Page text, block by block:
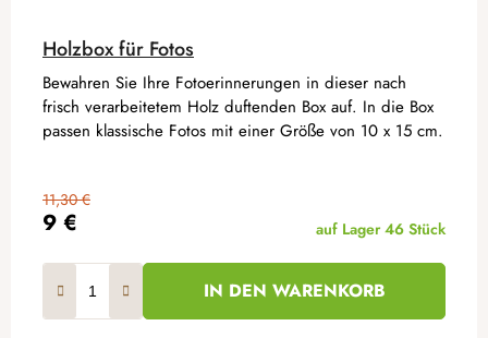
Holzbox für Fotos
9 €
11,30 €
auf Lager 46 Stück
IN DEN WARENKORB
Bewahren Sie Ihre Fotoerinnerungen in dieser nach
frisch verarbeitetem Holz duftenden Box auf. In die Box
passen klassische Fotos mit einer Größe von 10 x 15 cm.